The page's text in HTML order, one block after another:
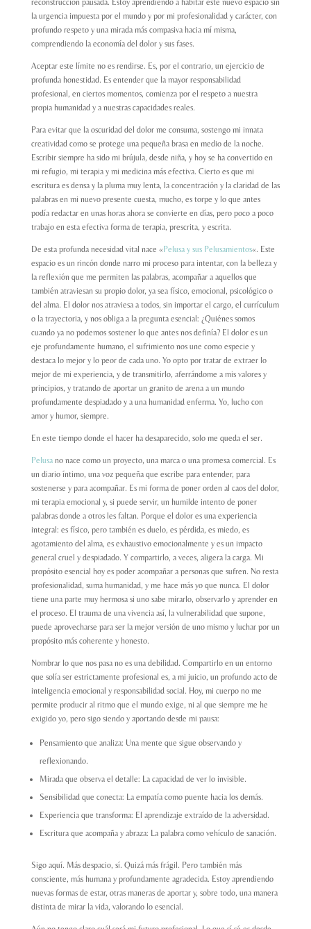
reconstrucción pausada. Estoy aprendiendo a habitar este nuevo espacio sin
la urgencia impuesta por el mundo y por mi profesionalidad y carácter, con
profundo respeto y una mirada más compasiva hacia mí misma,
comprendiendo la economía del dolor y sus fases.
Aceptar este límite no es rendirse. Es, por el contrario, un ejercicio de
profunda honestidad. Es entender que la mayor responsabilidad
profesional, en ciertos momentos, comienza por el respeto a nuestra
propia humanidad y a nuestras capacidades reales.
Para evitar que la oscuridad del dolor me consuma, sostengo mi innata
creatividad como se protege una pequeña brasa en medio de la noche.
Escribir siempre ha sido mi brújula, desde niña, y hoy se ha convertido en
mi refugio, mi terapia y mi medicina más efectiva. Cierto es que mi
escritura es densa y la pluma muy lenta, la concentración y la claridad de las
palabras en mi nuevo presente cuesta, mucho, es torpe y lo que antes
podía redactar en unas horas ahora se convierte en días, pero poco a poco
trabajo en esta efectiva forma de terapia, prescrita, y escrita.
De esta profunda necesidad vital nace «Pelusa y sus Pelusamientos«. Este
espacio es un rincón donde narro mi proceso para intentar, con la belleza y
la reflexión que me permiten las palabras, acompañar a aquellos que
también atraviesan su propio dolor, ya sea físico, emocional, psicológico o
del alma. El dolor nos atraviesa a todos, sin importar el cargo, el currículum
o la trayectoria, y nos obliga a la pregunta esencial: ¿Quiénes somos
cuando ya no podemos sostener lo que antes nos definía? El dolor es un
eje profundamente humano, el sufrimiento nos une como especie y
destaca lo mejor y lo peor de cada uno. Yo opto por tratar de extraer lo
mejor de mi experiencia, y de transmitirlo, aferrándome a mis valores y
principios, y tratando de aportar un granito de arena a un mundo
profundamente despiadado y a una humanidad enferma. Yo, lucho con
amor y humor, siempre.
En este tiempo donde el hacer ha desaparecido, solo me queda el ser.
Pelusano nace como un proyecto, una marca o una promesa comercial. Es
un diario íntimo, una voz pequeña que escribe para entender, para
sostenerse y para acompañar. Es mi forma de poner orden al caos del dolor,
mi terapia emocional y, si puede servir, un humilde intento de poner
palabras donde a otros les faltan. Porque el dolor es una experiencia
integral: es físico, pero también es duelo, es pérdida, es miedo, es
agotamiento del alma, es exhaustivo emocionalmente y es un impacto
general cruel y despiadado. Y compartirlo, a veces, aligera la carga. Mi
propósito esencial hoy es poder acompañar a personas que sufren. No resta
profesionalidad, suma humanidad, y me hace más yo que nunca. El dolor
tiene una parte muy hermosa si uno sabe mirarlo, observarlo y aprender en
el proceso. El trauma de una vivencia así, la vulnerabilidad que supone,
puede aprovecharse para ser la mejor versión de uno mismo y luchar por un
propósito más coherente y honesto.
Nombrar lo que nos pasa no es una debilidad. Compartirlo en un entorno
que solía ser estrictamente profesional es, a mi juicio, un profundo acto de
inteligencia emocional y responsabilidad social. Hoy, mi cuerpo no me
permite producir al ritmo que el mundo exige, ni al que siempre me he
exigido yo, pero sigo siendo y aportando desde mi pausa:
Pensamiento que analiza: Una mente que sigue observando y
reflexionando.
Mirada que observa el detalle: La capacidad de ver lo invisible.
Sensibilidad que conecta: La empatía como puente hacia los demás.
Experiencia que transforma: El aprendizaje extraído de la adversidad.
Escritura que acompaña y abraza: La palabra como vehículo de sanación.
Sigo aquí. Más despacio, sí. Quizá más frágil. Pero también más
consciente, más humana y profundamente agradecida. Estoy aprendiendo
nuevas formas de estar, otras maneras de aportar y, sobre todo, una manera
distinta de mirar la vida, valorando lo esencial.